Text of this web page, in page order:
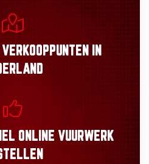
IN
ONLINE VUURWERK